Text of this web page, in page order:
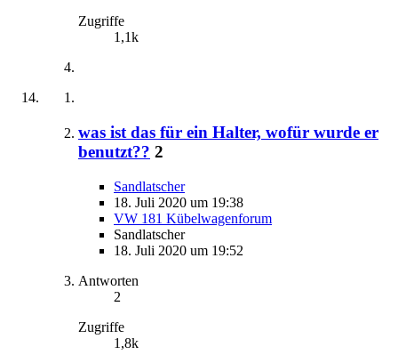
Zugriffe
1,1k
was ist das für ein Halter, wofür wurde er
benutzt?? 2
Sandlatscher
18. Juli 2020 um 19:38
VW 181 Kübelwagenforum
Sandlatscher
18. Juli 2020 um 19:52
Antworten
2
Zugriffe
1,8k